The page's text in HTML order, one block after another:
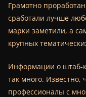
Грамотно
сработали лучше
марки заметили, а
крупных
Информации о штаб-
так много. Известно,
профессионалы с